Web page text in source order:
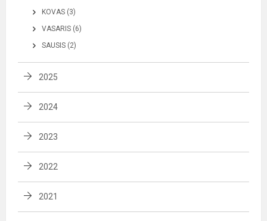
KOVAS (3)
VASARIS (6)
SAUSIS (2)
2025
2024
2023
2022
2021